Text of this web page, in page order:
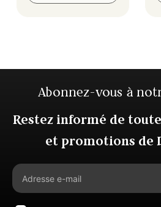
Abonnez-vous à
Restez informé de
et promotions de